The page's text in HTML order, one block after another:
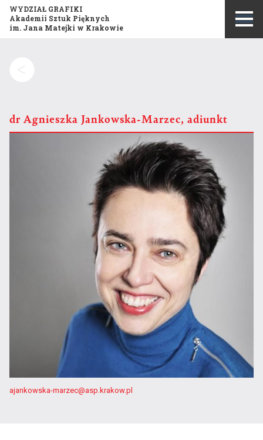
Misja i historia wydziału
Publikacje
Konkurs Grafika Roku
Kompas wizualny
Dni Otwartych Drzwi
Wystawa
końcoworoczna
Opis kierunku studiów
Program studiów
Plany zajęć
Harmonogram roku
akademickiego
Dyplomy
Zapisy do pracowni
Potwierdzenie efektów
Badania naukowe
WYDZIAŁ GRAFIKI
Akademii Sztuk Pięknych
im. Jana Matejki w Krakowie
dr Agnieszka Jankowska-Marzec, adiunkt
ajankowska-marzec@asp.krakow.pl